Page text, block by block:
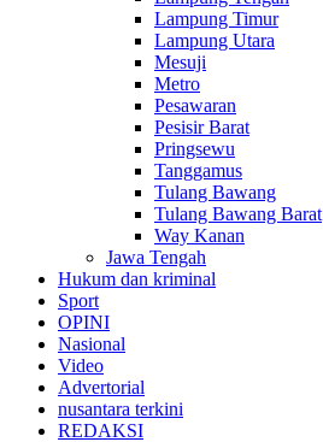
Lampung Timur
Lampung Utara
Mesuji
Metro
Pesawaran
Pesisir Barat
Pringsewu
Tanggamus
Tulang Bawang
Tulang Bawang Barat
Way Kanan
Jawa Tengah
Hukum dan kriminal
Sport
OPINI
Nasional
Video
Advertorial
nusantara terkini
REDAKSI